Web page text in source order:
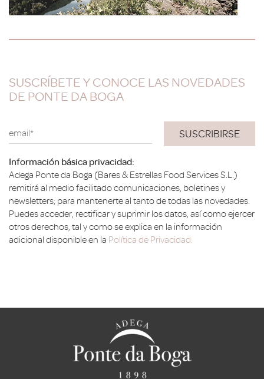
SUSCRÍBETE Y CONOCE LAS NOVEDADES
DE PONTE DA BOGA
email*
Información básica privacidad:
Adega Ponte da Boga (Bares & Estrellas Food Services S.L.)
remitirá al medio facilitado comunicaciones, boletines y
newsletters; para mantenerte al tanto de todas las novedades.
Puedes acceder, rectificar y suprimir los datos, así como ejercer
otros derechos, tal y como se explica en la información
adicional disponible en la Política de Privacidad.